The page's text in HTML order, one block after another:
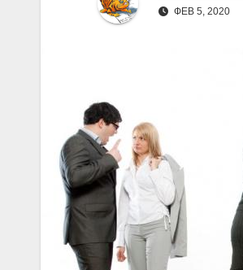
ФЕВ 5, 2020